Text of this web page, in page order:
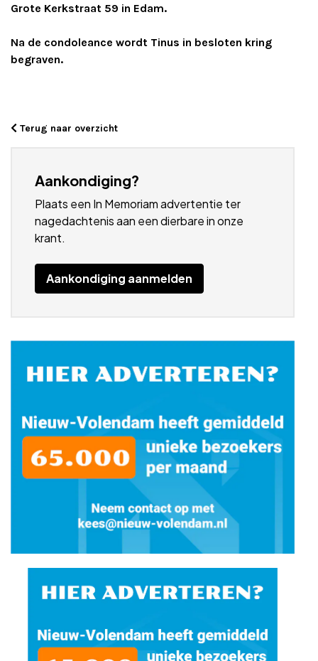
Grote Kerkstraat 59 in Edam.
Na de condoleance wordt Tinus in besloten kring
begraven.
Terug naar overzicht
Aankondiging?
Plaats een In Memoriam advertentie ter
nagedachtenis aan een dierbare in onze
krant.
Aankondiging aanmelden